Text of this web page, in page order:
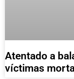
Atentado a
víctimas